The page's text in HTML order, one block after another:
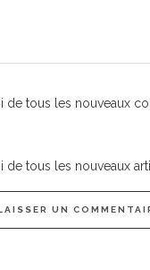
de tous les nouveaux
de tous les nouveaux
UN